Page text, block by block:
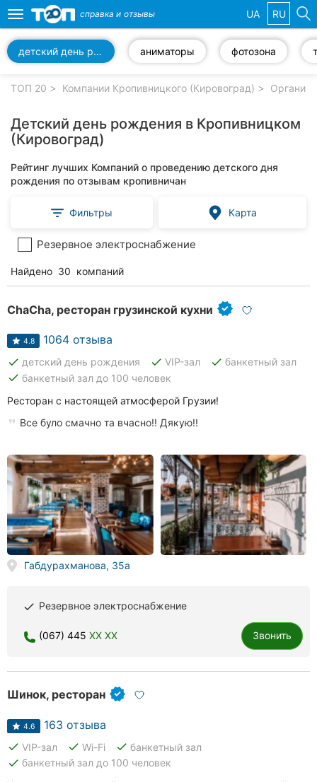
компании
рубрики:
клиники
Ветеринарные
клиники
Все
рубрики
Все
города:
Кропивницкий
Винница
Харьков
Toggle
navigation
справка и отзывы UA RU
детский день рождения аниматоры фотозона
ТОП 20 Компании Кропивницкого (Кировоград)
Детский день рождения в Кропивницком
(Кировоград)
Рейтинг лучших Компаний о проведению детского дня
рождения по отзывам кропивничан
Фильтры Карта
Резервное электроснабжение
Найдено 30 компаний
ChaCha, ресторан грузинской кухни
4.8 1064 отзыва
done детский день рождения done VIP-зал done банкетный зал
done банкетный зал до 100 человек
Ресторан с настоящей атмосферой Грузии!
Все було смачно та вчасно!! Дякую!!
Габдурахманова, 35а
done Резервное электроснабжение
(067) 445 XX XX Звонить
Шинок, ресторан
4.6 163 отзыва
done VIP-зал done Wi-Fi done банкетный зал
done банкетный зал до 100 человек